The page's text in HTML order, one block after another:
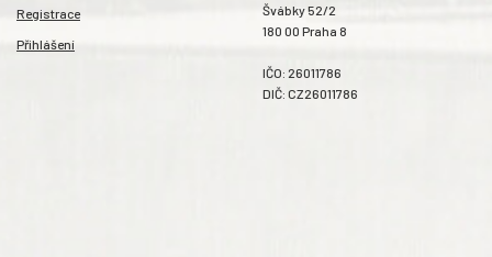
Registrace
Přihlášení
Švábky 52/2
180 00 Praha 8
IČO: 26011786
DIČ: CZ26011786